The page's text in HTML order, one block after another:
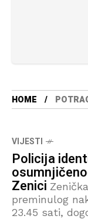
HOME
VIJESTI
Policija
Zenici
preminulog
23.45 sati,